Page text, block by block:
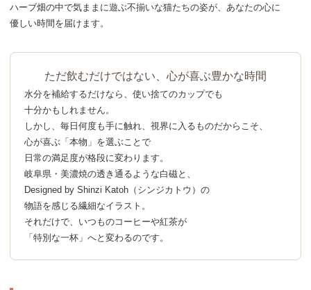
ハーブ畑の中で気ままに遊ぶ不揃いな猫たちの姿が、 あなたの心に
優しい時間を届けます。
ただ飲むだけではない、心が喜ぶ豊かな時間
水分を補給するだけなら、 使い捨てのカップでも
十分かもしれません。
しかし、毎日何度も手に触れ、 視界に入るものだからこそ、
心が喜ぶ「本物」を選ぶことで
日常の満足度が格段に変わります。
岐阜県・美濃焼の透き通るような白磁と、
Designed by Shinzi Katoh （シンジカトウ）の
物語を感じる繊細なイラスト。
それだけで、 いつものコーヒーや紅茶が
「特別な一杯」へと変わるのです。